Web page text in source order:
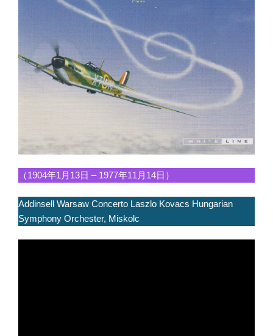
（1904年1月13日 – 1977年11月14日）
Addinsell Warsaw Concerto Laszlo Kovacs Hungarian
Symphony Orchester, Miskolc